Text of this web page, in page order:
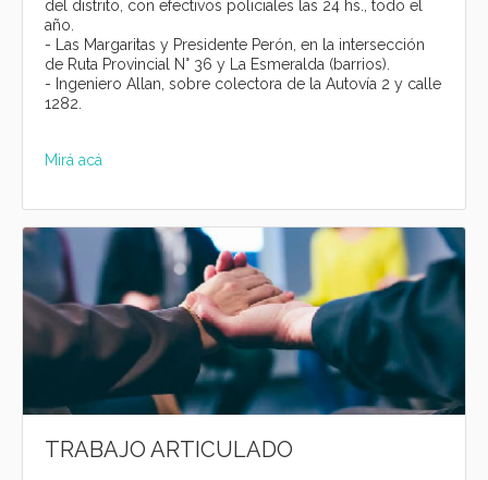
del distrito, con efectivos policiales las 24 hs., todo el
año.
- Las Margaritas y Presidente Perón, en la intersección
de Ruta Provincial N° 36 y La Esmeralda (barrios).
- Ingeniero Allan, sobre colectora de la Autovía 2 y calle
1282.
Mirá acá
TRABAJO ARTICULADO